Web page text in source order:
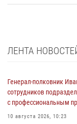
ЛЕНТА
Генерал-полковник
сотрудников
с профессиональным
10 августа 2026, 10:23